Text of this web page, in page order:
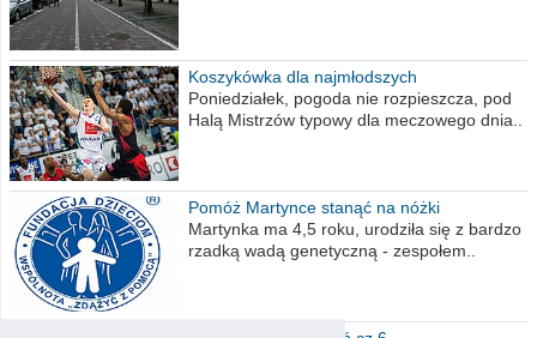
Koszykówka dla najmłodszych
Poniedziałek, pogoda nie rozpieszcza, pod
Halą Mistrzów typowy dla meczowego dnia..
Pomóż Martynce stanąć na nóżki
Martynka ma 4,5 roku, urodziła się z bardzo
rzadką wadą genetyczną - zespołem..